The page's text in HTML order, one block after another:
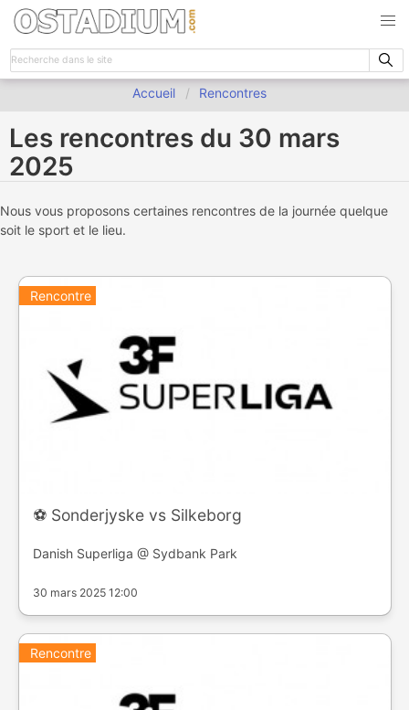
Accueil Rencontres
Les rencontres du 30 mars
2025
Nous vous proposons certaines rencontres de la journée quelque
soit le sport et le lieu.
Rencontre
⚽️ Sonderjyske vs Silkeborg
Danish Superliga @ Sydbank Park
30 mars 2025 12:00
Rencontre